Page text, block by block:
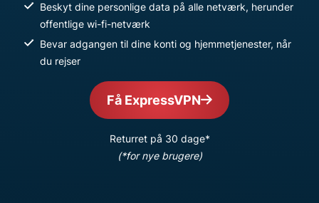
Beskyt dine personlige data på alle netværk, herunder
offentlige wi-fi-netværk
Bevar adgangen til dine konti og hjemmetjenester, når
du rejser
Få ExpressVPN
Returret på 30 dage*
(*for nye brugere)